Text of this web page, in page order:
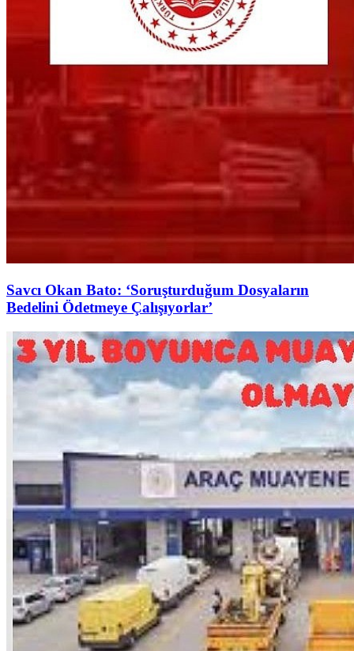
Savcı Okan Bato: ‘Soruşturduğum Dosyaların
Bedelini Ödetmeye Çalışıyorlar’